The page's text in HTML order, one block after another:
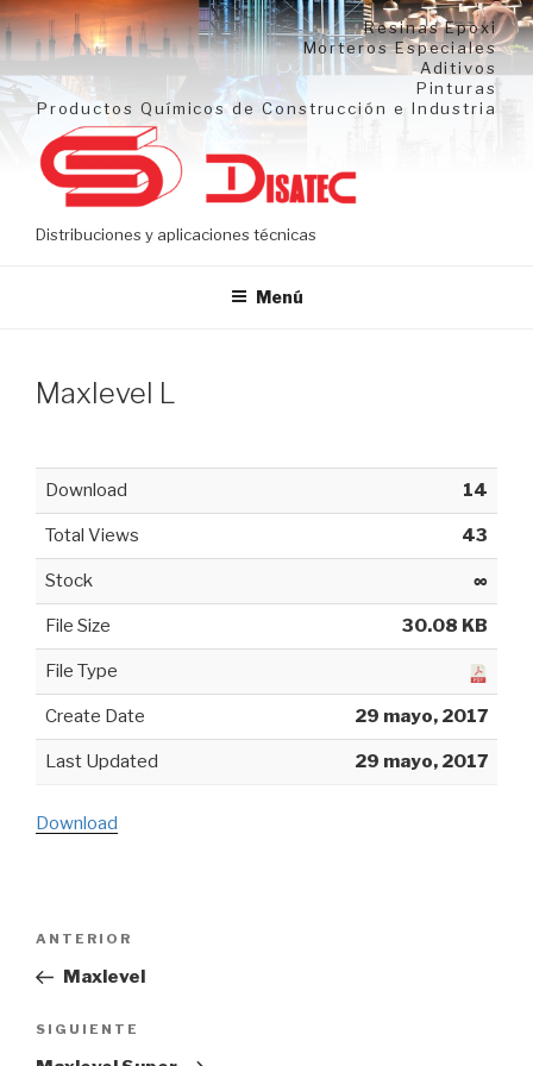
Ir
al
contenido
Resinas Epoxi
Morteros Especiales
Aditivos
Pinturas
Productos Químicos de Construcción e Industria
Distribuciones y aplicaciones técnicas
Menú
Maxlevel L
Download 14
Total Views 43
Stock ∞
File Size 30.08 KB
File Type
Create Date 29 mayo, 2017
Last Updated 29 mayo, 2017
Download
Navegación
Entrada
anterior:
ANTERIOR
Maxlevel
Siguiente
entrada
SIGUIENTE